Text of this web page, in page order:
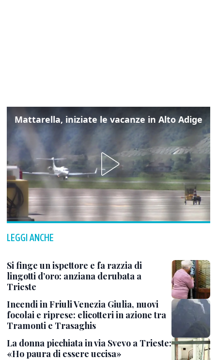
Mattarella, iniziate le vacanze in Alto Adige
LEGGI ANCHE
Si finge un ispettore e fa razzia di
lingotti d’oro: anziana derubata a
Trieste
Incendi in Friuli Venezia Giulia, nuovi
focolai e riprese: elicotteri in azione tra
Tramonti e Trasaghis
La donna picchiata in via Svevo a Trieste:
«Ho paura di essere uccisa»